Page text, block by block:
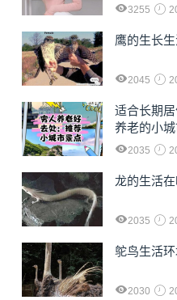
3255
鹰的生长
2045
适合长期
养老的小
2035
龙的生活
2035
鸵鸟生活
2030